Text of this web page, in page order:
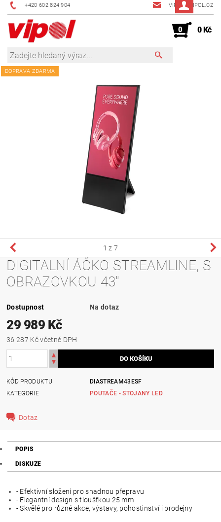
+420 602 824 904 VIPOL@VIPOL.CZ
0 0 Kč
DOPRAVA ZDARMA
1 z 7
DIGITALNÍ ÁČKO STREAMLINE, S
OBRAZOVKOU 43"
Dostupnost Na dotaz
29 989 Kč
36 287 Kč včetně DPH
KÓD PRODUKTU
DIASTREAM43ESF
KATEGORIE
POUTAČE - STOJANY LED
Dotaz
POPIS
DISKUZE
- Efektivní složení pro snadnou přepravu
- Elegantní design s tloušťkou 25 mm
- Skvělé pro různé akce, výstavy, pohostinství i prodejny